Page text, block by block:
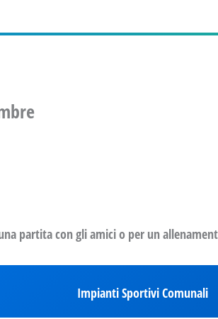
partita con gli amici o per un
Impianti Sportivi Comunali